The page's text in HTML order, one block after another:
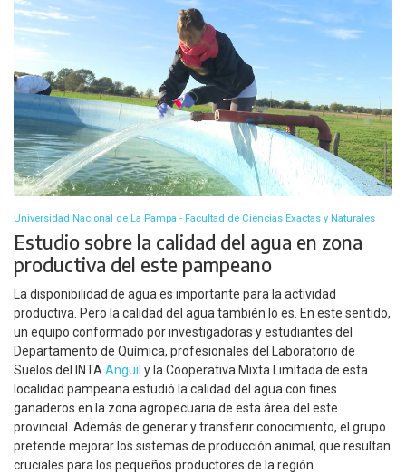
Universidad Nacional de La Pampa - Facultad de Ciencias Exactas y Naturales
Estudio sobre la calidad del agua en zona
productiva del este pampeano
La disponibilidad de agua es importante para la actividad
productiva. Pero la calidad del agua también lo es. En este sentido,
un equipo conformado por investigadoras y estudiantes del
Departamento de Química, profesionales del Laboratorio de
Suelos del INTA Anguil y la Cooperativa Mixta Limitada de esta
localidad pampeana estudió la calidad del agua con fines
ganaderos en la zona agropecuaria de esta área del este
provincial. Además de generar y transferir conocimiento, el grupo
pretende mejorar los sistemas de producción animal, que resultan
cruciales para los pequeños productores de la región.